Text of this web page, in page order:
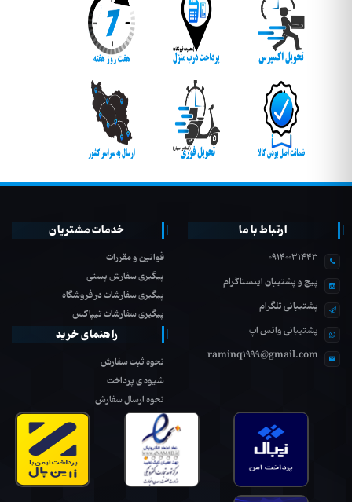
ارتباط با ما
09140031443
پیج و پشتیبان اینستاگرام
پشتیبانی تلگرام
پشتیبانی واتس اپ
raminq1999@gmail.com
خدمات مشتریان
قوانین و مقررات
پیگیری سفارش پستی
پیگیری سفارشات در فروشگاه
پیگیری سفارشات تیپاکس
راهنمای خرید
نحوه ثبت سفارش
شیوه ی پرداخت
نحوه ارسال سفارش